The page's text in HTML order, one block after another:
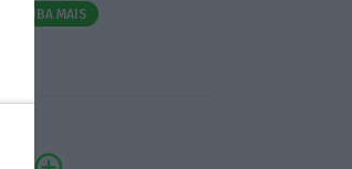
SAIBA MAIS